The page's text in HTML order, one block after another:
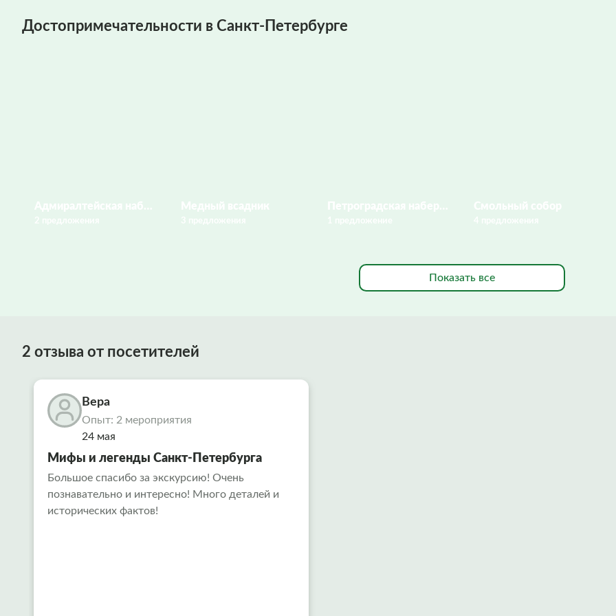
Достопримечательности в Санкт-Петербурге
Показать все
2 отзыва от посетителей
Вера
Опыт: 2 мероприятия
24 мая
Мифы и легенды Санкт-Петербурга
Большое спасибо за экскурсию! Очень
познавательно и интересно! Много деталей и
исторических фактов!